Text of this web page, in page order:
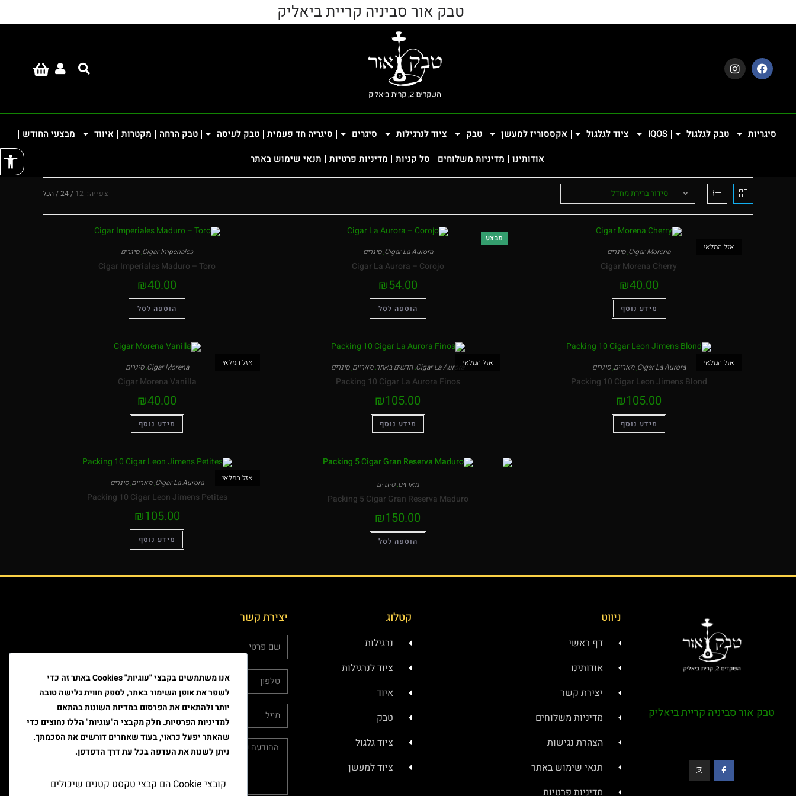
טבק אור סביניה קריית ביאליק
סיגריות טבק לגלגול IQOS ציוד לגלגול אקססוריז למעשן טבק ציוד לנרגילות סיגרים סיגריה חד פעמית טבק לעיסה טבק הרחה מקטרות איווד
מבצעי החודש
אודותינו
מדיניות משלוחים סל קניות מדיניות פרטיות תנאי שימוש באתר
סידור ברירת מחדל צפייה: 12
24 הכל
Cigar Imperiales
,סיגרים
Cigar Imperiales Maduro – Toro
₪40.00
הוספה לסל
מבצע
Cigar La Aurora
,סיגרים
Cigar La Aurora – Corojo
₪54.00
הוספה לסל
אזל המלאי Cigar Morena
,סיגרים
Cigar Morena Cherry
₪40.00
מידע נוסף
אזל המלאי Cigar Morena
,סיגרים
Cigar Morena Vanilla
₪40.00
מידע נוסף
אזל המלאיCigar La Aurora
,חדשים באתר,מארזים,סיגרים
Packing 10 Cigar La Aurora Finos
₪105.00
מידע נוסף
אזל המלאי Cigar La Aurora
,מארזים,סיגרים
Packing 10 Cigar Leon Jimens Blond
₪105.00
מידע נוסף
אזל המלאי Cigar La Aurora
,מארזים,סיגרים
Packing 10 Cigar Leon Jimens Petites
₪105.00
מידע נוסף
מארזים,סיגרים
Packing 5 Cigar Gran Reserva Maduro
₪150.00
הוספה לסל
טבק אור סביניה קריית ביאליק
ניווט
דף ראשי
אודותינו
יצירת קשר
מדיניות משלוחים
הצהרת נגישות
תנאי שימוש באתר
מדיניות פרטיות
קטלוג
נרגילות
ציוד לנרגילות
איוד
טבק
ציוד גלגול
ציוד למעשן
יצירת קשר
אנו משתמשים בקבצי "עוגיות" Cookies באתר זה כדי
לשפר את אופן השימור באתר, לספק חווית גלישה טובה
יותר ולהתאים את הפרסום במדיות השונות בהתאם
למדיניות הפרטיות. חלק מקבצי ה"עוגיות" הללו נחוצים כדי
שהאתר יפעל כראוי, בעוד שאחרים דורשים את הסכמתך.
ניתן לשנות את העדפה בכל עת דרך הדפדפן.
קובצי Cookie הם קבצי טקסט קטנים שיכולים